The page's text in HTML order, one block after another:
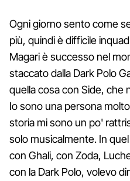
Ogni giorno sento come
più, quindi è difficile
Magari è successo nel
staccato dalla Dark Polo
quella cosa con Side, che
Io sono una persona
storia mi sono un po'
solo musicalmente. In
con Ghali, con Zoda,
con la Dark Polo, volevo